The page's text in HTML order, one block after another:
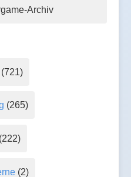
Archiv
(721)
(265)
(222)
(2)